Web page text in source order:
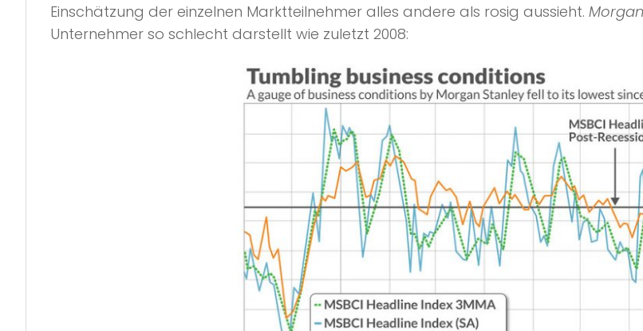
Einschätzung der einzelnen Marktteilnehmer alles andere als rosig aussieht.
Unternehmer so schlecht darstellt wie zuletzt 2008: